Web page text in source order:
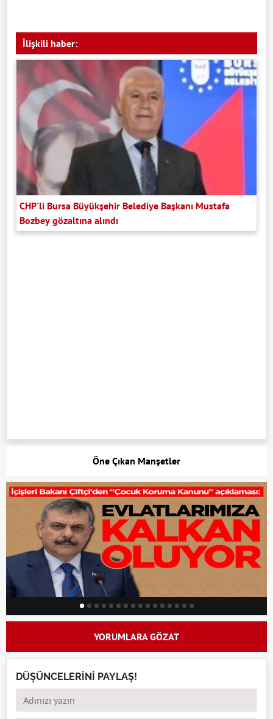
İlişkili haber:
CHP'li Bursa Büyükşehir Belediye Başkanı Mustafa
Bozbey gözaltına alındı
Öne Çıkan Manşetler
YORUMLARA GÖZAT
DÜŞÜNCELERİNİ PAYLAŞ!